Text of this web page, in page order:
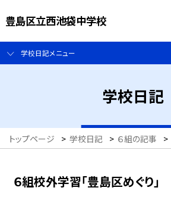
豊島区立西池袋中学校
学校日記メニュー
学校日記
トップページ > 学校日記 > ６組の記事 >
６組校外学習「豊島区めぐり」